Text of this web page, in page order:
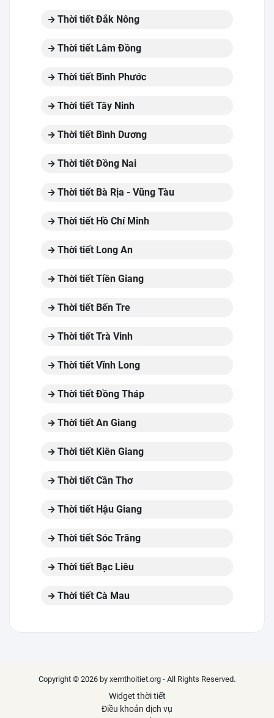
Thời tiết Đắk Nông
Thời tiết Lâm Đồng
Thời tiết Bình Phước
Thời tiết Tây Ninh
Thời tiết Bình Dương
Thời tiết Đồng Nai
Thời tiết Bà Rịa - Vũng Tàu
Thời tiết Hồ Chí Minh
Thời tiết Long An
Thời tiết Tiền Giang
Thời tiết Bến Tre
Thời tiết Trà Vinh
Thời tiết Vĩnh Long
Thời tiết Đồng Tháp
Thời tiết An Giang
Thời tiết Kiên Giang
Thời tiết Cần Thơ
Thời tiết Hậu Giang
Thời tiết Sóc Trăng
Thời tiết Bạc Liêu
Thời tiết Cà Mau
Copyright © 2026 by xemthoitiet.org - All Rights Reserved.
Widget thời tiết
Điều khoản dịch vụ